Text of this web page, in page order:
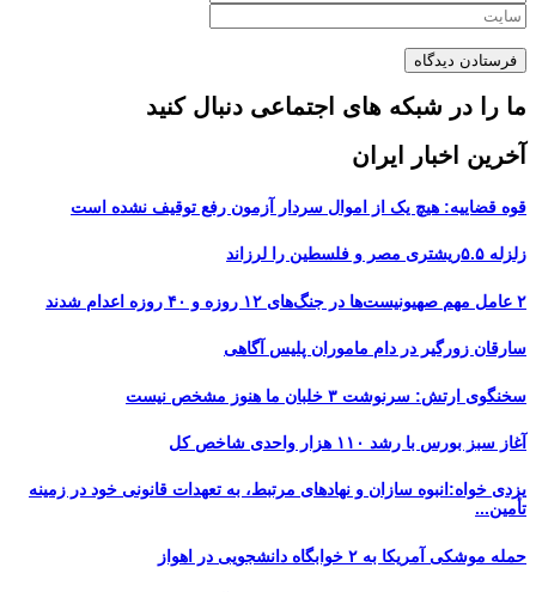
ما را در شبکه های اجتماعی دنبال کنید
آخرین اخبار ایران
قوه قضاییه: هیچ یک از اموال سردار آزمون رفع توقیف نشده است
زلزله ۵.۵ریشتری مصر و فلسطین را لرزاند
۲ عامل مهم صهیونیست‌ها در جنگ‌های ۱۲ روزه و ۴۰ روزه اعدام شدند
سارقان زورگیر در دام ماموران پلیس آگاهی
سخنگوی ارتش: سرنوشت ۳ خلبان ما هنوز مشخص نیست
آغاز سبز بورس با رشد ۱۱۰ هزار واحدی شاخص کل
یزدی خواه:انبوه سازان و نهادهای مرتبط، به تعهدات قانونی خود در زمینه
تأمین...
حمله موشکی آمریکا به ۲ خوابگاه دانشجویی در اهواز